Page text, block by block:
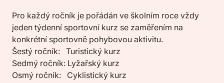
Pro každý ročník je pořádán ve školním roce vždy
jeden týdenní sportovní kurz se zaměřením na
konkrétní sportovně pohybovou aktivitu.
Šestý ročník: Turistický kurz
Sedmý ročník: Lyžařský kurz
Osmý ročník: Cyklistický kurz